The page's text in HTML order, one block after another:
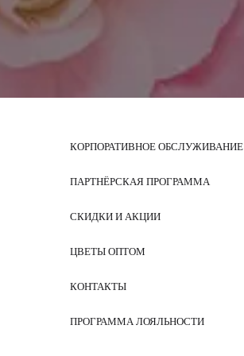
КОРПОРАТИВНОЕ ОБСЛУЖИВАНИЕ
ПАРТНЁРСКАЯ ПРОГРАММА
СКИДКИ И АКЦИИ
ЦВЕТЫ ОПТОМ
КОНТАКТЫ
ПРОГРАММА ЛОЯЛЬНОСТИ